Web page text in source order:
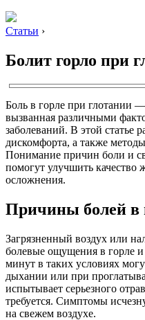
Статьи ›
Болит горло при
Боль в горле при глотании
вызванная различными
заболеваний. В этой статье
дискомфорта, а также
Понимание причин боли и
помогут улучшить качество
осложнения.
Причины болей в
Загрязненный воздух или
болевые ощущения в горле и
минут в таких условиях
дыхании или при
испытывает серьезного
требуется. Симптомы
на свежем воздухе.